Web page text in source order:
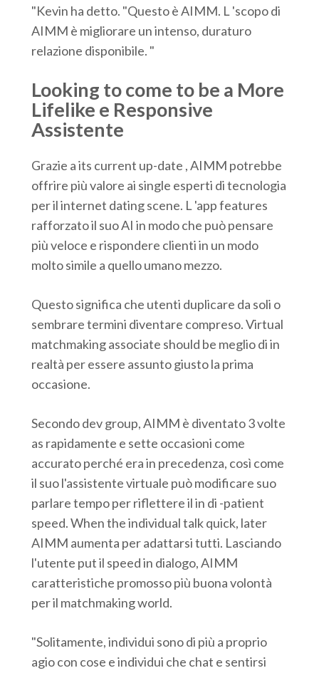
"Kevin ha detto. "Questo è AIMM. L 'scopo di
AIMM è migliorare un intenso, duraturo
relazione disponibile. "
Looking to come to be a More
Lifelike e Responsive
Assistente
Grazie a its current up-date , AIMM potrebbe
offrire più valore ai single esperti di tecnologia
per il internet dating scene. L 'app features
rafforzato il suo AI in modo che può pensare
più veloce e rispondere clienti in un modo
molto simile a quello umano mezzo.
Questo significa che utenti duplicare da soli o
sembraretermini diventare compreso. Virtual
matchmaking associate should be meglio di in
realtà per essere assunto giusto la prima
occasione.
Secondo dev group, AIMM è diventato 3 volte
as rapidamente e sette occasioni come
accurato perché era in precedenza, così come
il suo l'assistente virtuale può modificare suo
parlare tempo per riflettere il in di -patient
speed. When the individual talk quick, later
AIMM aumenta per adattarsi tutti. Lasciando
l'utente put il speed in dialogo, AIMM
caratteristiche promosso più buona volontà
per il matchmaking world.
"Solitamente, individui sono di più a proprio
agio con cose e individui che chat e sentirsi